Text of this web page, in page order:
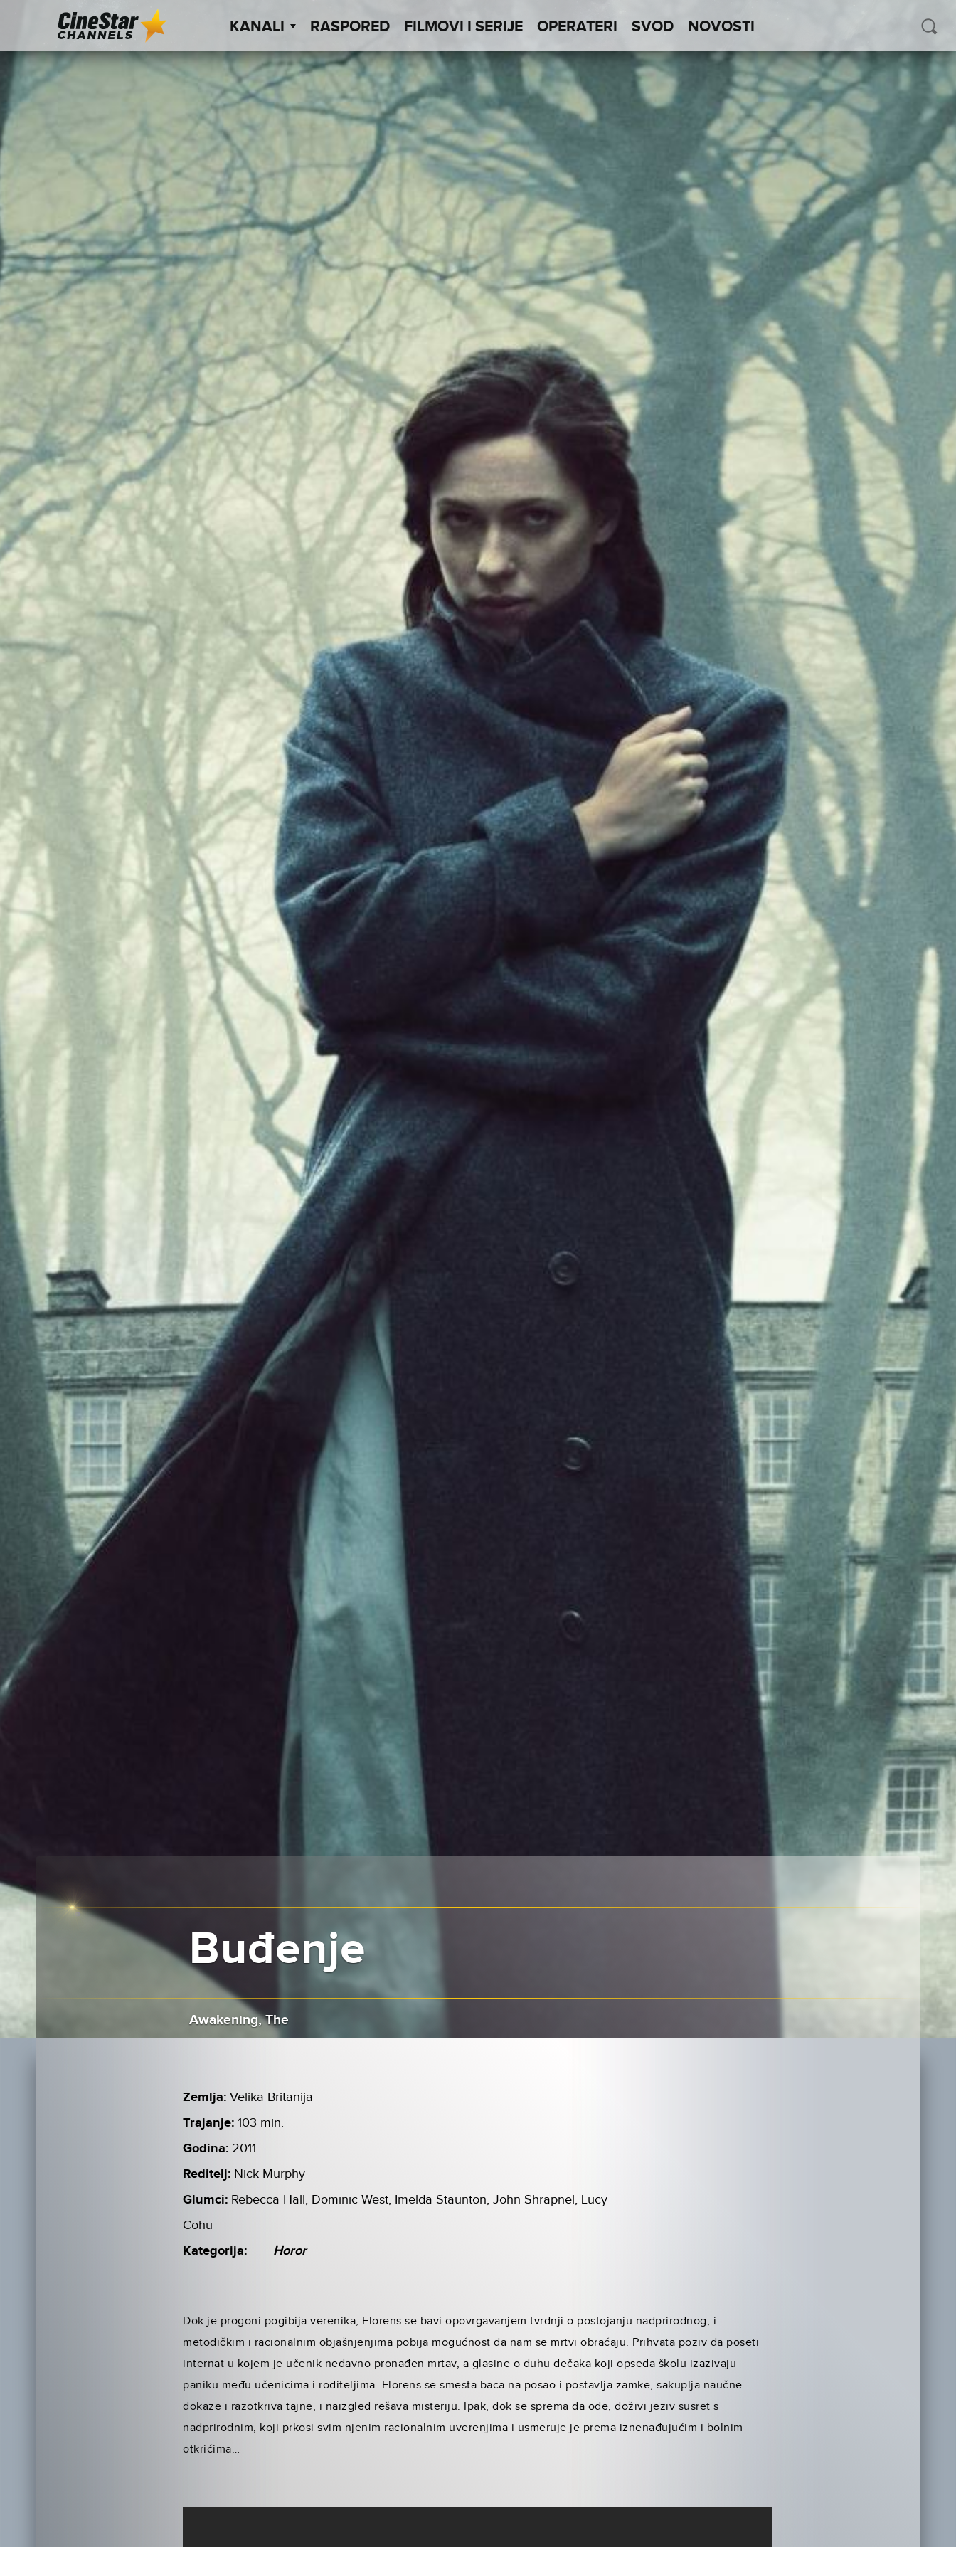
KANALI RASPORED FILMOVI I SERIJE OPERATERI SVOD NOVOSTI
Buđenje
Awakening, The
Zemlja: Velika Britanija
Trajanje: 103 min.
Godina: 2011.
Reditelj: Nick Murphy
Glumci: Rebecca Hall, Dominic West, Imelda Staunton, John Shrapnel, Lucy
Cohu
Kategorija: Horor
Dok je progoni pogibija verenika, Florens se bavi opovrgavanjem tvrdnji o postojanju nadprirodnog, i
metodičkim i racionalnim objašnjenjima pobija mogućnost da nam se mrtvi obraćaju. Prihvata poziv da poseti
internat u kojem je učenik nedavno pronađen mrtav, a glasine o duhu dečaka koji opseda školu izazivaju
paniku među učenicima i roditeljima. Florens se smesta baca na posao i postavlja zamke, sakuplja naučne
dokaze i razotkriva tajne, i naizgled rešava misteriju. Ipak, dok se sprema da ode, doživi jeziv susret s
nadprirodnim, koji prkosi svim njenim racionalnim uverenjima i usmeruje je prema iznenađujućim i bolnim
otkrićima…